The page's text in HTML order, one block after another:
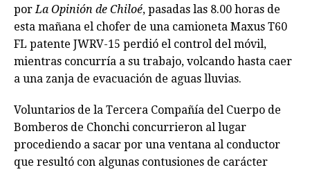
porLa Opinión de Chiloé, pasadas las 8.00 horas de
esta mañana el chofer de una camioneta Maxus T60
FL patente JWRV-15 perdió el control del móvil,
mientras concurría a su trabajo, volcando hasta caer
a una zanja de evacuación de aguas lluvias.
Voluntarios de la Tercera Compañía del Cuerpo de
Bomberos de Chonchi concurrieron al lugar
procediendo a sacar por una ventana al conductor
que resultó con algunas contusiones de carácter